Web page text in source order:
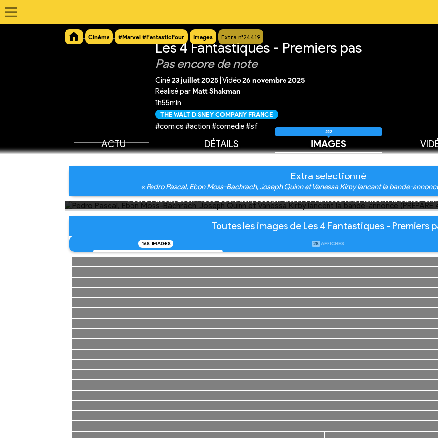
Cinéma #Marvel #FantasticFour Images Extra n°24419
Les 4 Fantastiques - Premiers pas
Pas encore de note
Ciné23 juillet 2025 Vidéo 26 novembre 2025
Réalisé par Matt Shakman
1h55min
THE WALT DISNEY COMPANY FRANCE
#comics #action #comedie #sf
ACTU DÉTAILS IMAGES
222
Extra selectionné
« Pedro Pascal, Ebon Moss-Bachrach, Joseph Quinn et Vanessa Kirby lancent la bande-
Pedro Pascal, Ebon Moss-Bachrach, Joseph Quinn et Vanessa Kirby lancent la bande-
Toutes les images de Les 4 Fantastiques - Premiers
168 IMAGES 28 AFFICHES